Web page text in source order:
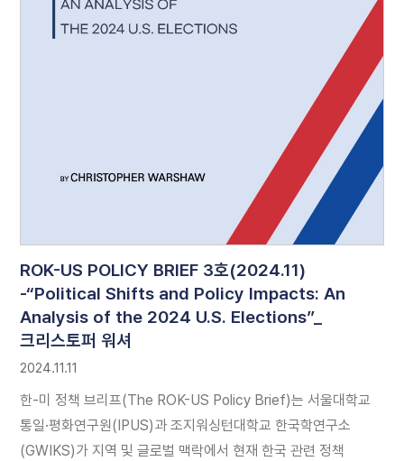
ROK-US POLICY BRIEF 3호(2024.11)
-“Political Shifts and Policy Impacts: An
Analysis of the 2024 U.S. Elections”_
크리스토퍼 워셔
2024.11.11
한-미 정책 브리프(The ROK-US Policy Brief)는 서울대학교
통일·평화연구원(IPUS)과 조지워싱턴대학교 한국학연구소
(GWIKS)가 지역 및 글로벌 맥락에서 현재 한국 관련 정책